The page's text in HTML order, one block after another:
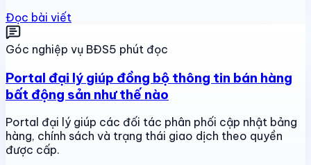
Đọc bài viết
Góc nghiệp vụ BĐS5 phút đọc
Portal đại lý giúp đồng bộ thông tin bán hàng
bất động sản như thế nào
Portal đại lý giúp các đối tác phân phối cập nhật bảng
hàng, chính sách và trạng thái giao dịch theo quyền
được cấp.